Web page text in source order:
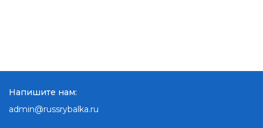
Напишите нам:
admin@russrybalka.ru